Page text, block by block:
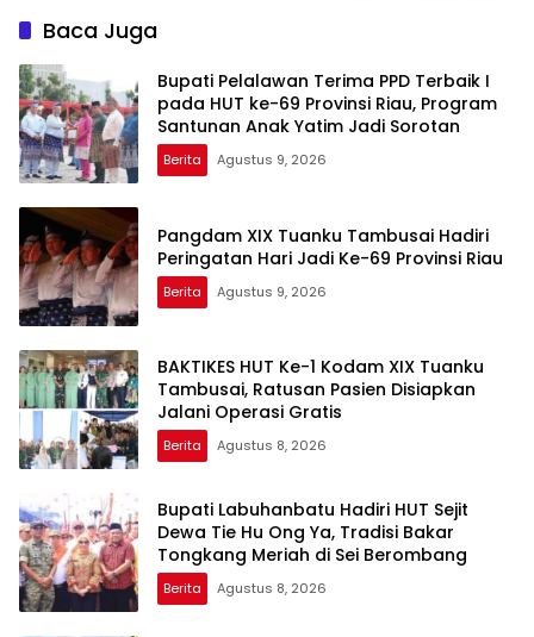
Baca Juga
Bupati Pelalawan Terima PPD Terbaik I
pada HUT ke-69 Provinsi Riau, Program
Santunan Anak Yatim Jadi Sorotan
Berita Agustus 9, 2026
Pangdam XIX Tuanku Tambusai Hadiri
Peringatan Hari Jadi Ke-69 Provinsi Riau
Berita Agustus 9, 2026
BAKTIKES HUT Ke-1 Kodam XIX Tuanku
Tambusai, Ratusan Pasien Disiapkan
Jalani Operasi Gratis
Berita Agustus 8, 2026
Bupati Labuhanbatu Hadiri HUT Sejit
Dewa Tie Hu Ong Ya, Tradisi Bakar
Tongkang Meriah di Sei Berombang
Berita Agustus 8, 2026